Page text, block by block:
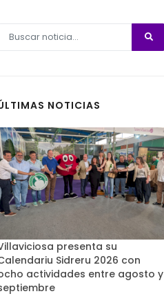
NOTICIAS
presenta su
Sidreru 2026 con
actividades entre agosto y